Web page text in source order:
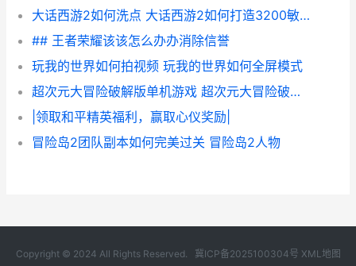
大话西游2如何洗点 大话西游2如何打造3200敏魔
## 王者荣耀该该怎么办办消除信誉
玩我的世界如何拍视频 玩我的世界如何全屏模式
超次元大冒险破解版单机游戏 超次元大冒险破解版
|领取和平精英福利，赢取心仪奖励|
冒险岛2团队副本如何完美过关 冒险岛2人物
Copyright © 2024 All Rights Reserved. 冀ICP备2025100304号 XML地图